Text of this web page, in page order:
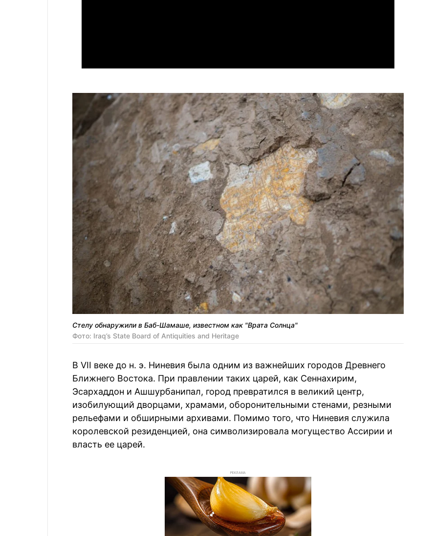
Стелу обнаружили в Баб-Шамаше, известном как "Врата Солнца"
Фото: Iraq’s State Board of Antiquities and Heritage
В VII веке до н. э. Ниневия была одним из важнейших городов Древнего
Ближнего Востока. При правлении таких царей, как Сеннахирим,
Эсархаддон и Ашшурбанипал, город превратился в великий центр,
изобилующий дворцами, храмами, оборонительными стенами, резными
рельефами и обширными архивами. Помимо того, что Ниневия служила
королевской резиденцией, она символизировала могущество Ассирии и
власть ее царей.
РЕКЛАМА